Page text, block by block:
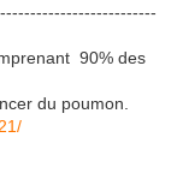
90% des
du poumon.